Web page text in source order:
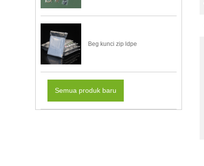
Beg kunci zip ldpe
Semua produk baru